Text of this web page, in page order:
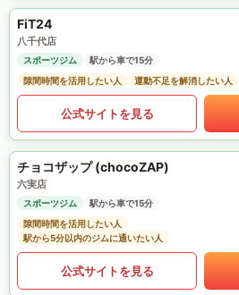
FiT24
八千代店
スポーツジム
駅から車で15分
隙間時間を活用したい人
運動不足を解消したい人
公式サイトを見る
チョコザップ (chocoZAP)
六実店
スポーツジム
駅から車で15分
隙間時間を活用したい人
駅から5分以内のジムに通いたい人
公式サイトを見る